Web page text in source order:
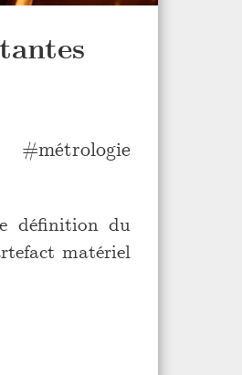
métrologie
définition du
matériel